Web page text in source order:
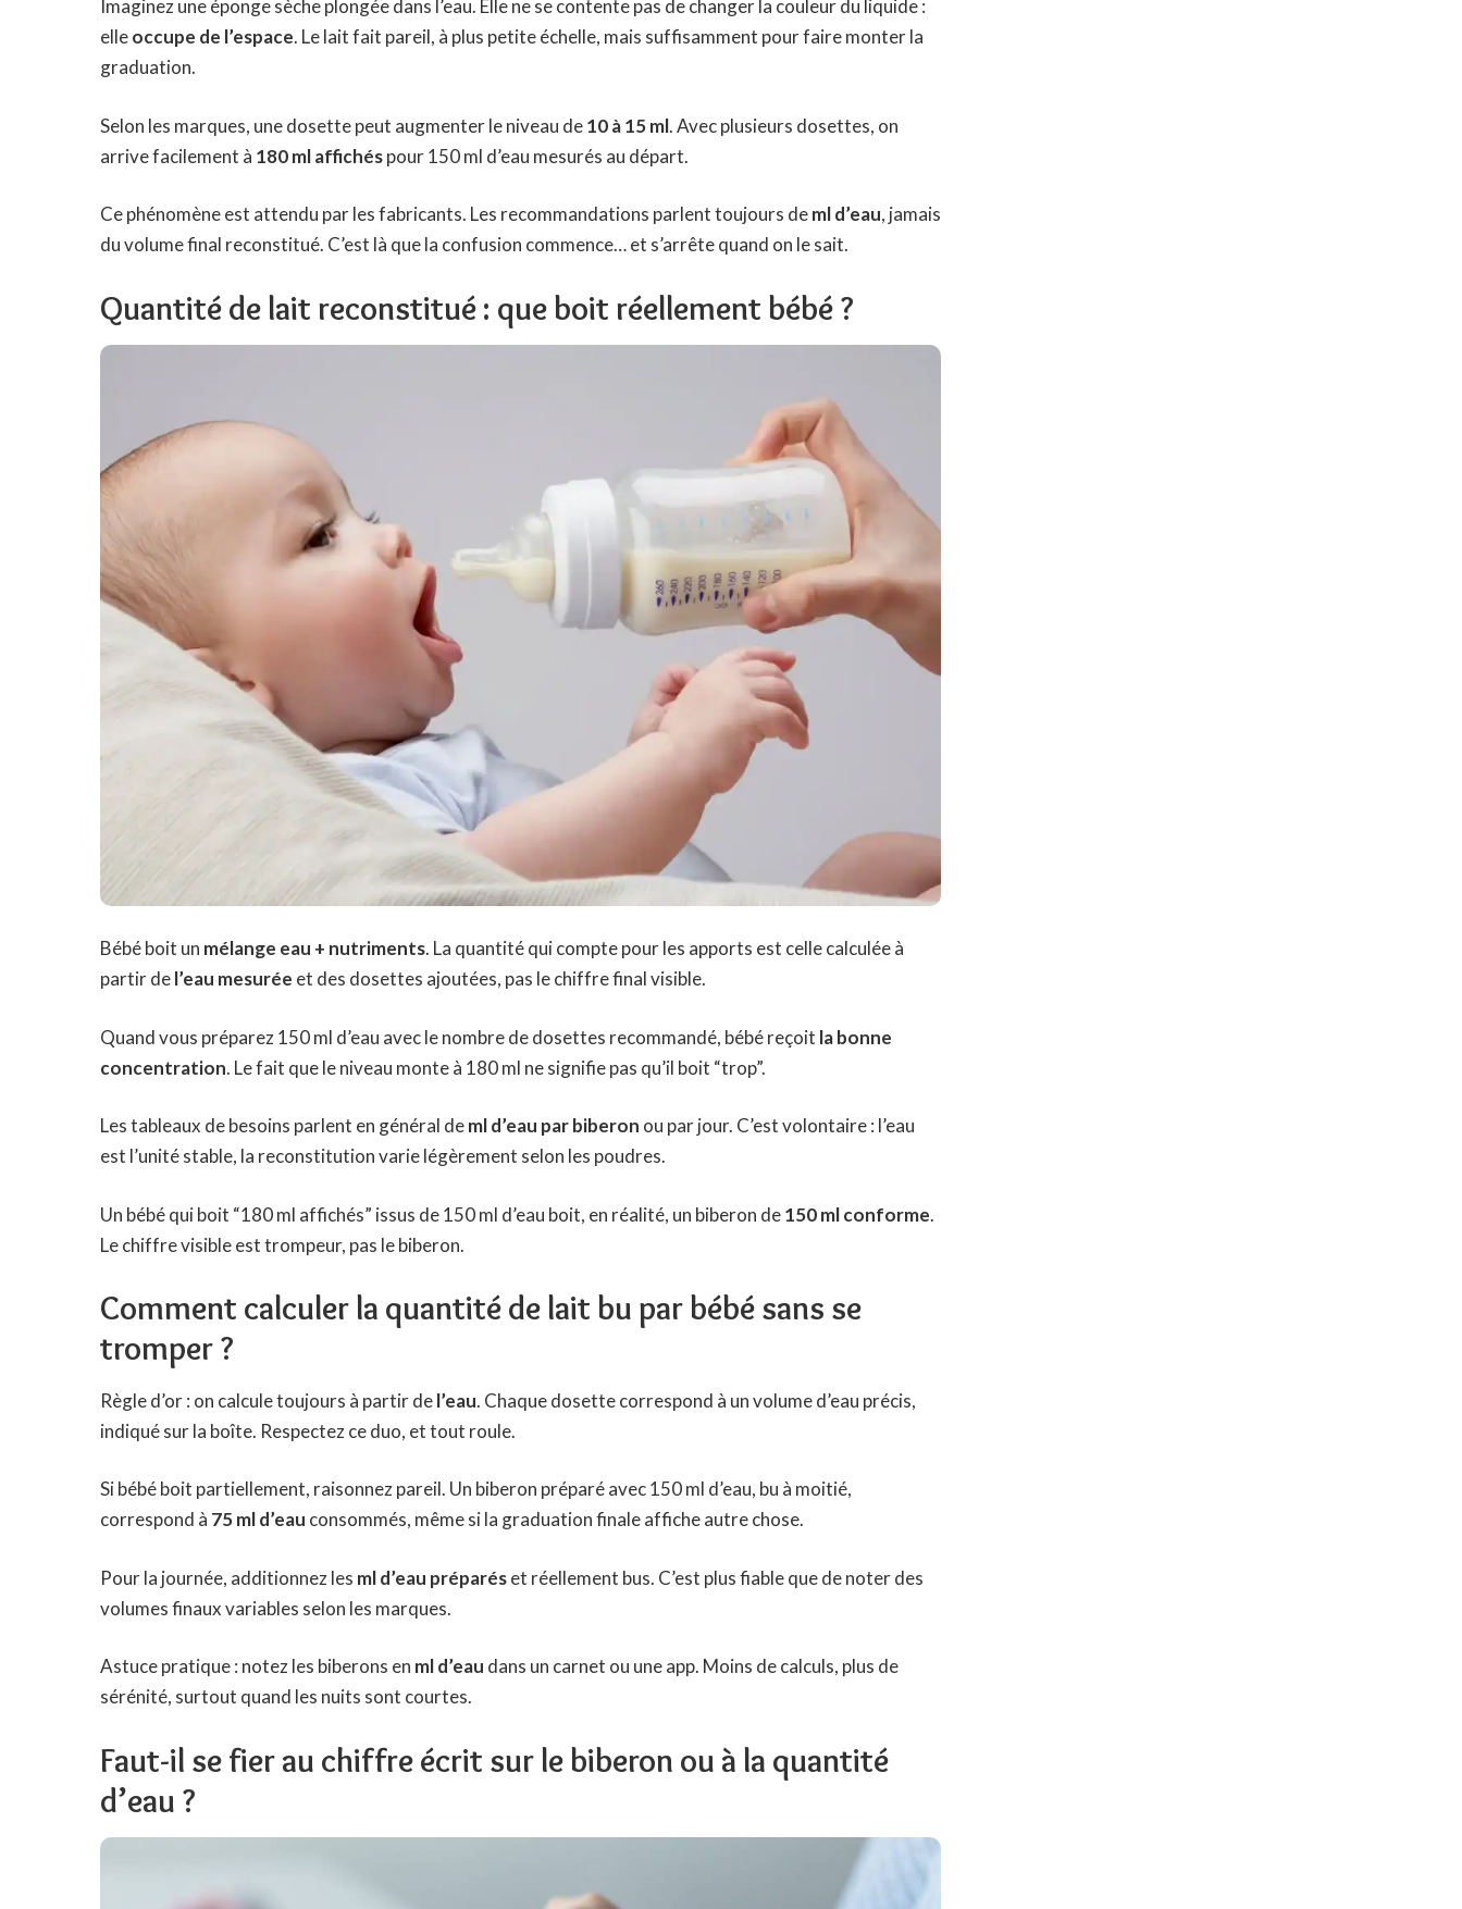
Imaginez une éponge sèche plongée dans l’eau. Elle ne se contente pas de changer la couleur du liquide :
elleoccupe de l’espace. Le lait fait pareil, à plus petite échelle, mais suffisamment pour faire monter la
graduation.
Selon les marques, une dosette peut augmenter le niveau de10 à 15 ml. Avec plusieurs dosettes, on
arrive facilement à 180 ml affichéspour 150 ml d’eau mesurés au départ.
Ce phénomène est attendu par les fabricants. Les recommandations parlent toujours deml d’eau, jamais
du volume final reconstitué. C’est là que la confusion commence… et s’arrête quand on le sait.
Quantité de lait reconstitué : que boit réellement bébé ?
Bébé boit un mélange eau + nutriments. La quantité qui compte pour les apports est celle calculée à
partir del’eau mesurée et des dosettes ajoutées, pas le chiffre final visible.
Quand vous préparez 150 ml d’eau avecle nombre de dosettes recommandé, bébé reçoit la bonne
concentration. Le fait que le niveau monte à 180 ml ne signifie pas qu’il boit “trop”.
Les tableaux de besoins parlent en général deml d’eau par biberon ou par jour. C’est volontaire : l’eau
est l’unité stable, la reconstitution varie légèrement selon les poudres.
Un bébé qui boit “180 ml affichés” issus de 150 ml d’eau boit, en réalité, un biberon de150 ml conforme.
Le chiffre visible est trompeur, pas le biberon.
Comment calculer la quantité de lait bu par bébé sans se
tromper ?
Règle d’or : on calcule toujours à partir del’eau. Chaque dosette correspond à un volume d’eau précis,
indiqué sur la boîte. Respectez ce duo, et tout roule.
Si bébé boit partiellement, raisonnez pareil. Un biberon préparé avec 150 ml d’eau, bu à moitié,
correspond à 75 ml d’eau consommés, même si la graduation finale affiche autre chose.
Pour la journée, additionnez les ml d’eau préparéset réellement bus. C’est plus fiable que de noter des
volumes finaux variables selon les marques.
Astuce pratique : notez les biberons en ml d’eau dans un carnet ou une app. Moins de calculs, plus de
sérénité, surtout quand les nuits sont courtes.
Faut-il se fier au chiffre écrit sur le biberon ou à la quantité
d’eau ?